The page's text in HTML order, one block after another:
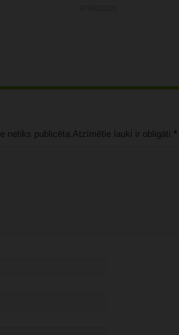
netiks publicēta.Atzīmētie lauki ir obligāti *